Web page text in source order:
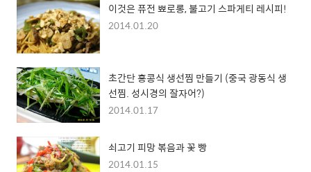
이것은 퓨전 뾰로롱, 불고기 스파게티 레시피!
2014.01.20
초간단 홍콩식 생선찜 만들기 (중국 광동식 생
선찜. 성시경의 잘자어?)
2014.01.17
쇠고기 피망 볶음과 꽃 빵
2014.01.15